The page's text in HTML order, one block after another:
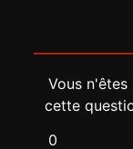
Vous
cette